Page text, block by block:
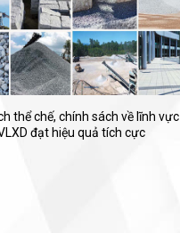
thể chế, chính sách về lĩnh vực
đạt hiệu quả tích cực